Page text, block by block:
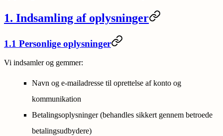
1. Indsamling af oplysninger
1.1 Personlige oplysninger
Vi indsamler og gemmer:
Navn og e-mailadresse til oprettelse af konto og
kommunikation
Betalingsoplysninger (behandles sikkert gennem betroede
betalingsudbydere)